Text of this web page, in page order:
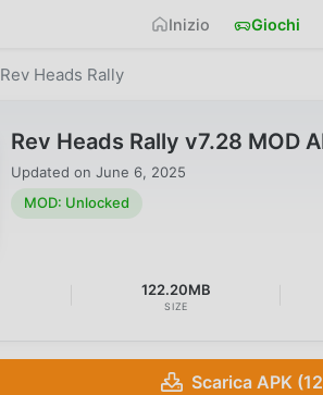
Inizio Giochi
Rev Heads Rally
Rev Heads Rally v7.28 MOD
Updated on June 6, 2025
MOD: Unlocked
122.20MB
SIZE
Scarica APK